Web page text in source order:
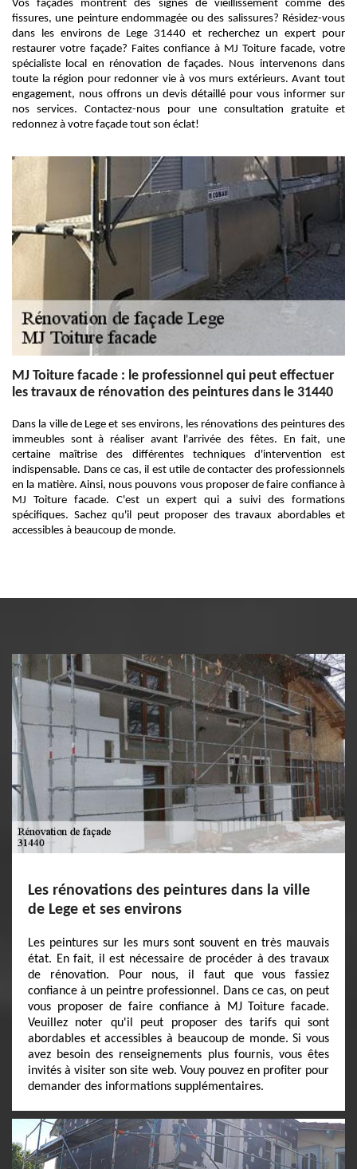
Vos façades montrent des signes de vieillissement comme des
fissures, une peinture endommagée ou des salissures? Résidez-vous
dans les environs de Lege 31440 et recherchez un expert pour
restaurer votre façade? Faites confiance à MJ Toiture facade, votre
spécialiste local en rénovation de façades. Nous intervenons dans
toute la région pour redonner vie à vos murs extérieurs. Avant tout
engagement, nous offrons un devis détaillé pour vous informer sur
nos services. Contactez-nous pour une consultation gratuite et
redonnez à votre façade tout son éclat!
MJ Toiture facade : le professionnel qui peut effectuer
les travaux de rénovation des peintures dans le 31440
Dans la ville de Lege et ses environs, les rénovations des peintures des
immeubles sont à réaliser avant l'arrivée des fêtes. En fait, une
certaine maîtrise des différentes techniques d'intervention est
indispensable. Dans ce cas, il est utile de contacter des professionnels
en la matière. Ainsi, nous pouvons vous proposer de faire confiance à
MJ Toiture facade. C'est un expert qui a suivi des formations
spécifiques. Sachez qu'il peut proposer des travaux abordables et
accessibles à beaucoup de monde.
Les rénovations des peintures dans la ville
de Lege et ses environs
Les peintures sur les murs sont souvent en très mauvais
état. En fait, il est nécessaire de procéder à des travaux
de rénovation. Pour nous, il faut que vous fassiez
confiance à un peintre professionnel. Dans ce cas, on peut
vous proposer de faire confiance à MJ Toiture facade.
Veuillez noter qu'il peut proposer des tarifs qui sont
abordables et accessibles à beaucoup de monde. Si vous
avez besoin des renseignements plus fournis, vous êtes
invités à visiter son site web. Vouy pouvez en profiter pour
demander des informations supplémentaires.